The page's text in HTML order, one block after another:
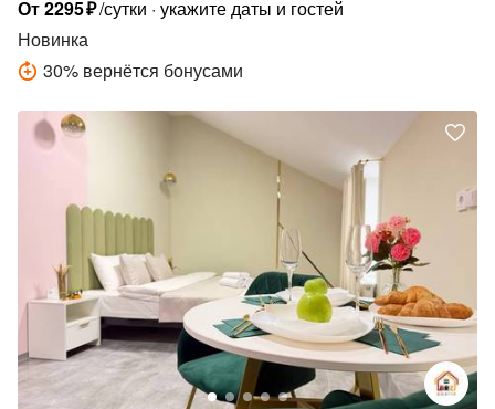
От2295₽/сутки укажите даты и гостей
Новинка
30% вернётся бонусами